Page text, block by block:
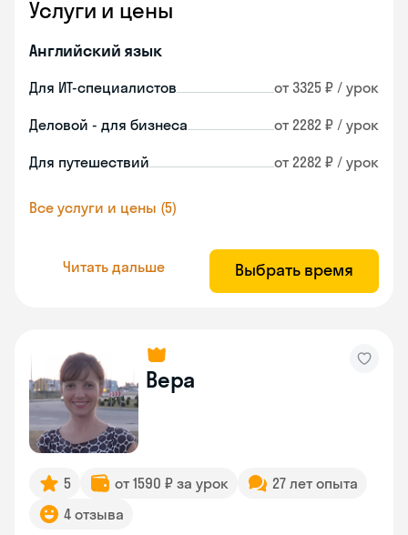
Услуги и цены
Английский язык
Для ИТ-специалистов от 3325 ₽ / урок
Деловой - для бизнеса от 2282 ₽ / урок
Для путешествий от 2282 ₽ / урок
Все услуги и цены (5)
Читать дальше Выбрать время
Вера
5 от 1590 ₽ за урок
27 лет опыта
4 отзыва